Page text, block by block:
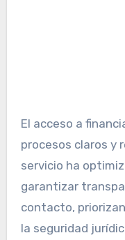
El acceso a
procesos claros y
servicio ha
garantizar
contacto,
la seguridad